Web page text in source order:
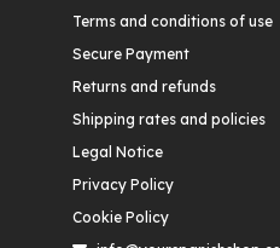
Terms and conditions of use
Secure Payment
Returns and refunds
Shipping rates and policies
Legal Notice
Privacy Policy
Cookie Policy